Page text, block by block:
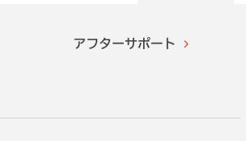
アフターサポート